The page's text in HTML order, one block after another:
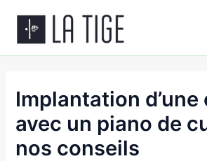
contenu
Implantation
avec un piano de
nos conseils